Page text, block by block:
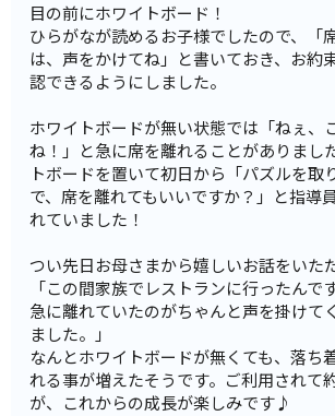
目の前にホワイトボード！
ひらがなが読めるお子様でしたので、「
は、声をかけてね」と書いておき、お約
認できるようにしました。
ホワイトボードが無い状態では「ねぇ、
ね！」と急に席を離れることがありまし
トボードを置いて初日から「パズルを取
で、席を離れてもいいですか？」と指導
れていました！
つい先日お母さまから嬉しいお話をいた
「この間家族でレストランに行ったんで
急に離れていたのがちゃんと声を掛けて
ました。」
なんとホワイトボードが無くても、落ち
れる事が増えたそうです。ご利用されて
が、これからの成長が楽しみです♪